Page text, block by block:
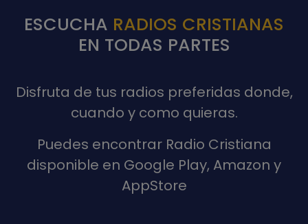
ESCUCHA RADIOS CRISTIANAS
EN TODAS PARTES
Disfruta de tus radios preferidas donde,
cuando y como quieras.
Puedes encontrar Radio Cristiana
disponible en Google Play, Amazon y
AppStore